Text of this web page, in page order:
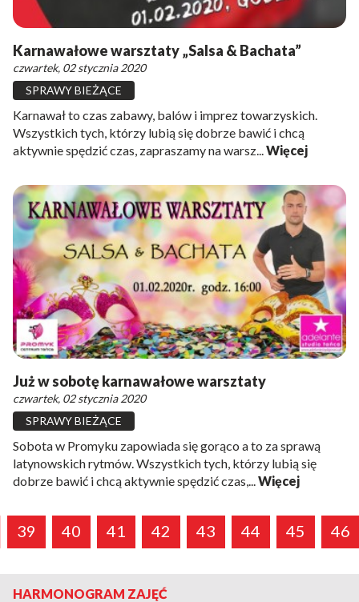
Karnawałowe warsztaty „Salsa & Bachata”
czwartek, 02 stycznia 2020
SPRAWY BIEŻĄCE
Karnawał to czas zabawy, balów i imprez towarzyskich.
Wszystkich tych, którzy lubią się dobrze bawić i chcą
aktywnie spędzić czas, zapraszamy na warsz... Więcej
Już w sobotę karnawałowe warsztaty
czwartek, 02 stycznia 2020
SPRAWY BIEŻĄCE
Sobota w Promyku zapowiada się gorąco a to za sprawą
latynowskich rytmów. Wszystkich tych, którzy lubią się
dobrze bawić i chcą aktywnie spędzić czas,...Więcej
39 40 41 42 43 44 45 46
HARMONOGRAM ZAJĘĆ